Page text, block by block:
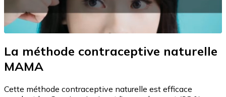
La méthode contraceptive naturelle
MAMA
Cette méthode contraceptive naturelle est efficace